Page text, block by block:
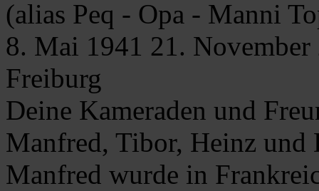
(alias Peq - Opa - Manni
8. Mai 1941 21. November
Freiburg
Deine Kameraden und
Manfred, Tibor, Heinz und
Manfred wurde in